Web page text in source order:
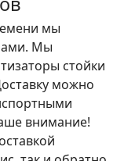
мы
Мы
стойки
можно
внимание!